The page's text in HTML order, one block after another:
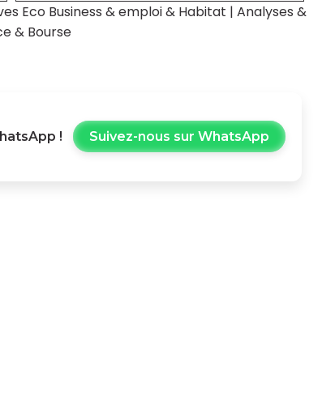
Eco Business & emploi & Habitat | Analyses &
& Bourse
! Suivez-nous sur WhatsApp